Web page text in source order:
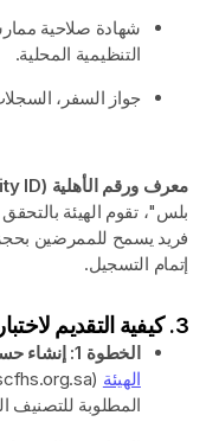
التنظيمية المحلية.
جواز السفر،
معرف ورقم الأهلية (Eligibility ID)
بلس"، تقوم الهيئة
فريد يسمح للممرضين بحجز
إتمام التسجيل.
3. كيفية التقديم لاختبار برومتريك السعودي
الخطوة 1: إنشاء حساب على ممارس بلس
الهيئة
المطلوبة للتصنيف